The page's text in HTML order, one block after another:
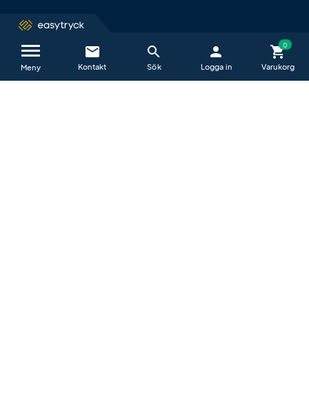
Kontakta oss / FAQ close
Meny
email search person shopping_cart